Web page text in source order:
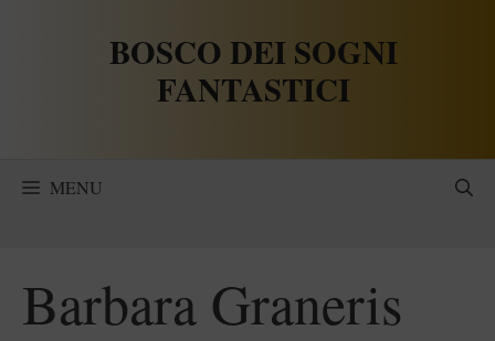
BOSCO DEI SOGNI
FANTASTICI
MENU
Barbara Graneris